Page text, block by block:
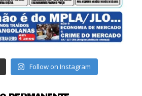
Follow on Instagram